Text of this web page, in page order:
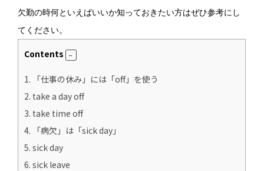
欠勤の時何といえばいいか知っておきたい方はぜひ参考にし
てください。
Contents
1. 「仕事の休み」には「off」を使う
2. take a day off
3. take time off
4. 「病欠」は「sick day」
5. sick day
6. sick leave